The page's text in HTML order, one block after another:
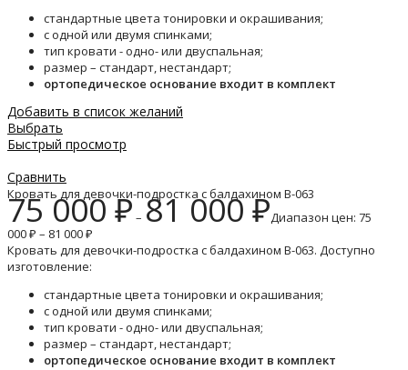
стандартные цвета тонировки и окрашивания;
с одной или двумя спинками;
тип кровати - одно- или двуспальная;
размер – стандарт, нестандарт;
ортопедическое основание входит в комплект
Добавить в список желаний
Выбрать
Быстрый просмотр
Сравнить
Кровать для девочки-подростка с балдахином B-063
75 000₽ – 81 000₽Диапазон цен: 75
000 ₽ – 81 000 ₽
Кровать для девочки-подростка с балдахином B-063. Доступно
изготовление:
стандартные цвета тонировки и окрашивания;
с одной или двумя спинками;
тип кровати - одно- или двуспальная;
размер – стандарт, нестандарт;
ортопедическое основание входит в комплект